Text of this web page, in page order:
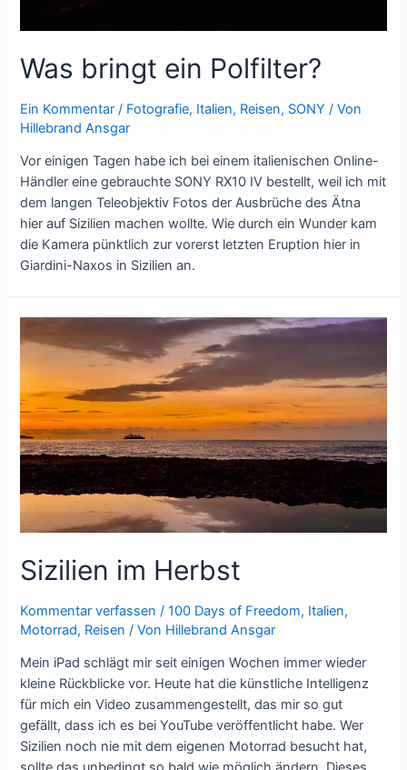
Was bringt ein Polfilter?
Ein Kommentar / Fotografie, Italien, Reisen, SONY / Von
Hillebrand Ansgar
Vor einigen Tagen habe ich bei einem italienischen Online-
Händler eine gebrauchte SONY RX10 IV bestellt, weil ich mit
dem langen Teleobjektiv Fotos der Ausbrüche des Ätna
hier auf Sizilien machen wollte. Wie durch ein Wunder kam
die Kamera pünktlich zur vorerst letzten Eruption hier in
Giardini-Naxos in Sizilien an.
Sizilien im Herbst
Kommentar verfassen /100 Days of Freedom, Italien,
Motorrad, Reisen / Von Hillebrand Ansgar
Mein iPad schlägt mir seit einigen Wochen immer wieder
kleine Rückblicke vor. Heute hat die künstliche Intelligenz
für mich ein Video zusammengestellt, das mir so gut
gefällt, dass ich es bei YouTube veröffentlicht habe. Wer
Sizilien noch nie mit dem eigenen Motorrad besucht hat,